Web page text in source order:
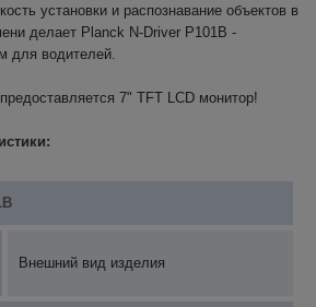
установки и распознавание объектов в
делает Planck N-Driver P101B -
для водителей.
7" TFT LCD монитор!
Внешний вид изделия